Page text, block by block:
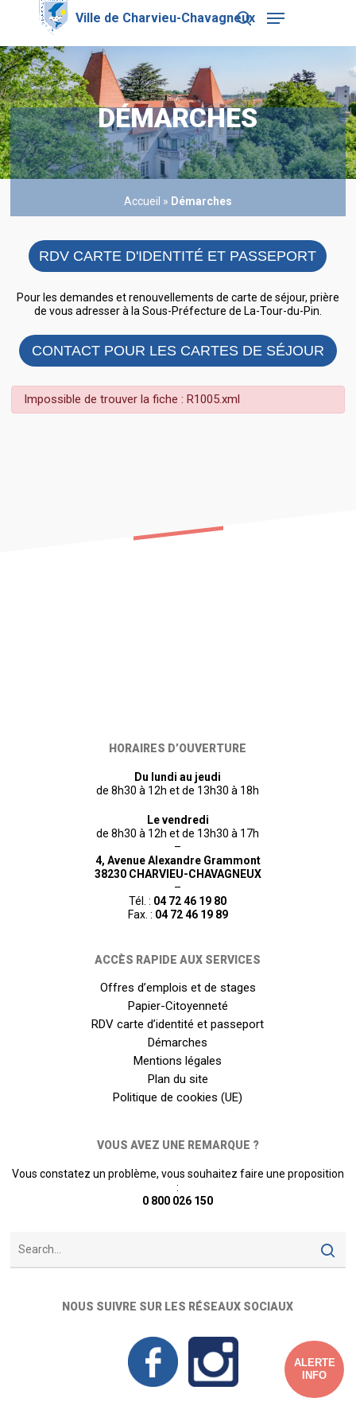
content
search
Menu
DÉMARCHES
Accueil » Démarches
RDV CARTE D'IDENTITÉ ET PASSEPORT
Pour les demandes et renouvellements de carte de séjour, prière
de vous adresser à la Sous-Préfecture de La-Tour-du-Pin.
CONTACT POUR LES CARTES DE SÉJOUR
Impossible de trouver la fiche : R1005.xml
HORAIRES D’OUVERTURE
Du lundi au jeudi
de 8h30 à 12h et de 13h30 à 18h
Le vendredi
de 8h30 à 12h et de 13h30 à 17h
–
4, Avenue Alexandre Grammont
38230 CHARVIEU-CHAVAGNEUX
–
Tél. : 04 72 46 19 80
Fax. : 04 72 46 19 89
ACCÈS RAPIDE AUX SERVICES
Offres d’emplois et de stages
Papier-Citoyenneté
RDV carte d’identité et passeport
Démarches
Mentions légales
Plan du site
Politique de cookies (UE)
VOUS AVEZ UNE REMARQUE ?
Vous constatez un problème, vous souhaitez faire une proposition
:
0 800 026 150
NOUS SUIVRE SUR LES RÉSEAUX SOCIAUX
Close
ALERTE
INFO